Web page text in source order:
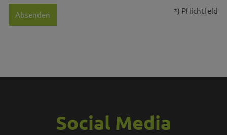
Absenden *) Pflichtfeld
Social Media